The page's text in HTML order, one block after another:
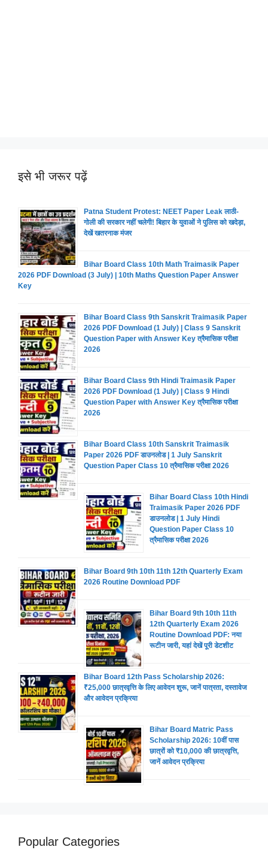
इसे भी जरूर पढ़ें
Patna Student Protest: NEET Paper Leak लाठी-
गोली की सरकार नहीं चलेगी! बिहार के युवाओं ने पुलिस को खदेड़ा,
देखें खतरनाक मंजर
Bihar Board Class 10th Math Traimasik Paper
2026 PDF Download (3 July) | 10th Maths Question Paper Answer
Key
Bihar Board Class 9th Sanskrit Traimasik Paper
2026 PDF Download (1 July) | Class 9 Sanskrit
Question Paper with Answer Key त्रैमासिक परीक्षा
2026
Bihar Board Class 9th Hindi Traimasik Paper
2026 PDF Download (1 July) | Class 9 Hindi
Question Paper with Answer Key त्रैमासिक परीक्षा
2026
Bihar Board Class 10th Sanskrit Traimasik
Paper 2026 PDF डाउनलोड | 1 July Sanskrit
Question Paper Class 10 त्रैमासिक परीक्षा 2026
Bihar Board Class 10th Hindi
Traimasik Paper 2026 PDF
डाउनलोड | 1 July Hindi
Question Paper Class 10
त्रैमासिक परीक्षा 2026
Bihar Board 9th 10th 11th 12th Quarterly Exam
2026 Routine Download PDF
Bihar Board 9th 10th 11th
12th Quarterly Exam 2026
Routine Download PDF: नया
रूटीन जारी, यहां देखें पूरी डेटशीट
Bihar Board 12th Pass Scholarship 2026:
₹25,000 छात्रवृत्ति के लिए आवेदन शुरू, जानें पात्रता, दस्तावेज
और आवेदन प्रक्रिया
Bihar Board Matric Pass
Scholarship 2026: 10वीं पास
छात्रों को ₹10,000 की छात्रवृत्ति,
जानें आवेदन प्रक्रिया
Popular Categories